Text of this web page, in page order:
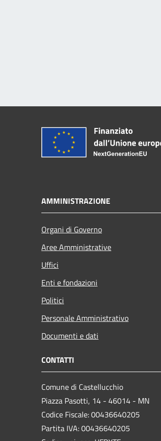
AMMINISTRAZIONE
Organi di Governo
Aree Amministrative
Uffici
Enti e fondazioni
Politici
Personale Amministrativo
Documenti e dati
CONTATTI
Comune di Castellucchio
Piazza Pasotti, 14 - 46014 - MN
Codice Fiscale: 00436640205
Partita IVA: 00436640205